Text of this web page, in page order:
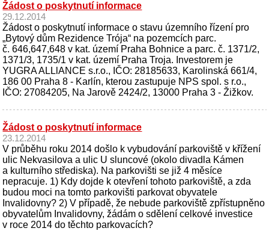
Žádost o poskytnutí informace
29.12.2014
Žádost o poskytnutí informace o stavu územního řízení pro
„Bytový dům Rezidence Trója“ na pozemcích parc.
č. 646,647,648 v kat. území Praha Bohnice a parc. č. 1371/2,
1371/3, 1735/1 v kat. území Praha Troja. Investorem je
YUGRA ALLlANCE s.r.o., IČO: 28185633, Karolinská 661/4,
186 00 Praha 8 - Karlín, kterou zastupuje NPS spol. s r.o.,
IČO: 27084205, Na Jarově 2424/2, 13000 Praha 3 - Žižkov.
Žádost o poskytnutí informace
23.12.2014
V průběhu roku 2014 došlo k vybudování parkoviště v křížení
ulic Nekvasilova a ulic U sluncové (okolo divadla Kámen
a kulturního střediska). Na parkovišti se již 4 měsíce
nepracuje. 1) Kdy dojde k otevření tohoto parkoviště, a zda
budou moci na tomto parkovišti parkovat obyvatele
Invalidovny? 2) V případě, že nebude parkoviště zpřístupněno
obyvatelům Invalidovny, žádám o sdělení celkové investice
v roce 2014 do těchto parkovacích?